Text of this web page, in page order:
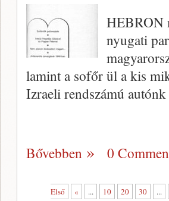
HEBRON
nyugati
lamint a sofőr ül a kis
Izraeli rendszámú
Bővebben 0
Első
« ... 10 20 30 ...